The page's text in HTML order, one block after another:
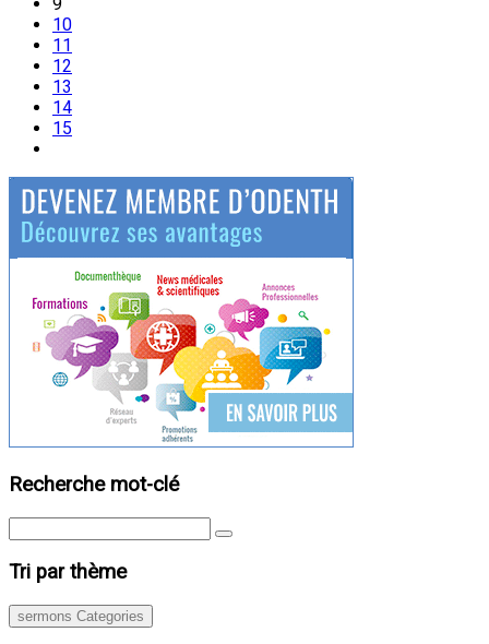
9
10
11
12
13
14
15
Recherche mot-clé
Tri par thème
sermons Categories